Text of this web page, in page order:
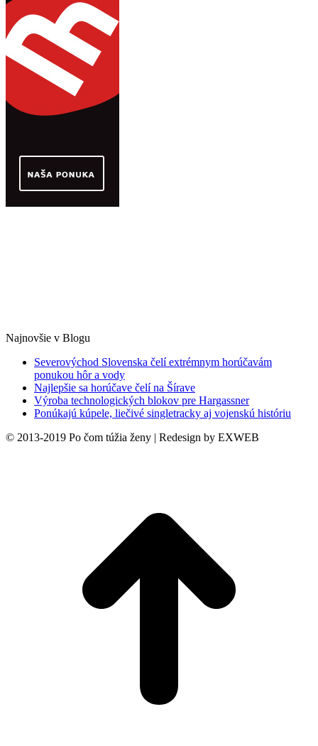
Najnovšie v Blogu
Severovýchod Slovenska čelí extrémnym horúčavám
ponukou hôr a vody
Najlepšie sa horúčave čelí na Šírave
Výroba technologických blokov pre Hargassner
Ponúkajú kúpele, liečivé singletracky aj vojenskú históriu
© 2013-2019 Po čom túžia ženy | Redesign by EXWEB